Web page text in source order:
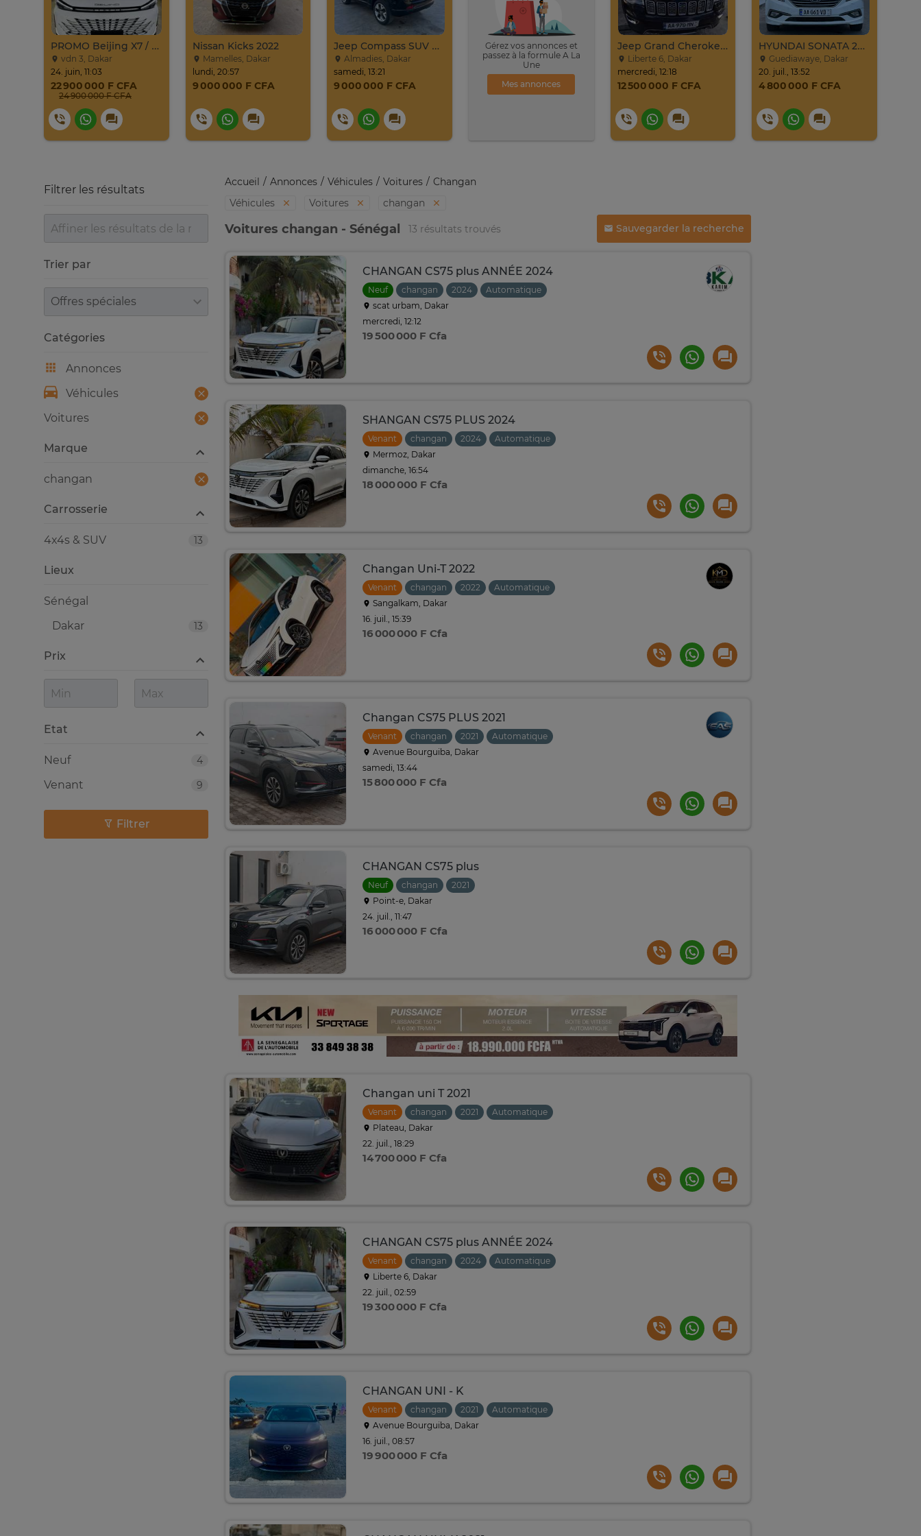
PROMO Beijing X7 / 2025
vdn 3, Dakar
24. juin, 11:03
22 900 000 F CFA
24 900 000 F CFA
Nissan Kicks 2022
Mamelles, Dakar
lundi, 20:57
9 000 000 F CFA
Jeep Compass SUV Noir Essence Automatique
Almadies, Dakar
samedi, 13:21
9 000 000 F CFA
Gérez vos annonces et
passez à la formule A La
Une
Mes annonces
Jeep Grand Cherokee Overland 2019 À Vendre
Liberte 6, Dakar
mercredi, 12:18
12 500 000 F CFA
HYUNDAI SONATA 2016
Guediawaye, Dakar
20. juil., 13:52
4 800 000 F CFA
Accueil Annonces Véhicules Voitures
Changan
Véhicules
Voitures changan
Voitures changan - Sénégal 13 résultats trouvés Sauvegarder la recherche
CHANGAN CS75 plus ANNÉE 2024
Neuf changan 2024
Automatique
scat urbam, Dakar
mercredi, 12:12
19 500 000 F Cfa
SHANGAN CS75 PLUS 2024
Venant changan 2024
Automatique
Mermoz, Dakar
dimanche, 16:54
18 000 000 F Cfa
Changan Uni-T 2022
Venant changan 2022
Automatique
Sangalkam, Dakar
16. juil., 15:39
16 000 000 F Cfa
Changan CS75 PLUS 2021
Venant changan 2021
Automatique
Avenue Bourguiba, Dakar
samedi, 13:44
15 800 000 F Cfa
CHANGAN CS75 plus
Neuf changan
2021
Point-e, Dakar
24. juil., 11:47
16 000 000 F Cfa
Changan uni T 2021
Venant changan 2021
Automatique
Plateau, Dakar
22. juil., 18:29
14 700 000 F Cfa
CHANGAN CS75 plus ANNÉE 2024
Venant changan 2024
Automatique
Liberte 6, Dakar
22. juil., 02:59
19 300 000 F Cfa
CHANGAN UNI - K
Venant changan 2021
Automatique
Avenue Bourguiba, Dakar
16. juil., 08:57
19 900 000 F Cfa
Filtrer les résultats
Trier par
Trier par
Catégories
Annonces
Véhicules
Voitures
Lieux
Sénégal
13
Dakar
Prix
Etat
4
Neuf
9
Venant
Marque
changan
Carrosserie
13
4x4s & SUV
Filtrer